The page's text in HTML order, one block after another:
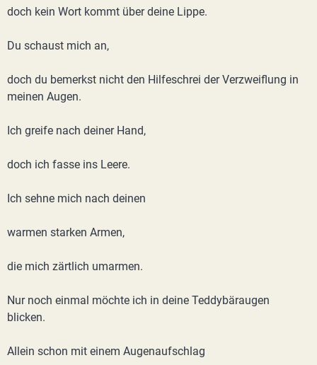
doch kein Wort kommt über deine Lippe.
Du schaust mich an,
doch du bemerkst nicht den Hilfeschrei der Verzweiflung in
meinen Augen.
Ich greife nach deiner Hand,
doch ich fasse ins Leere.
Ich sehne mich nach deinen
warmen starken Armen,
die mich zärtlich umarmen.
Nur noch einmal möchte ich in deine Teddybäraugen
blicken.
Allein schon mit einem Augenaufschlag